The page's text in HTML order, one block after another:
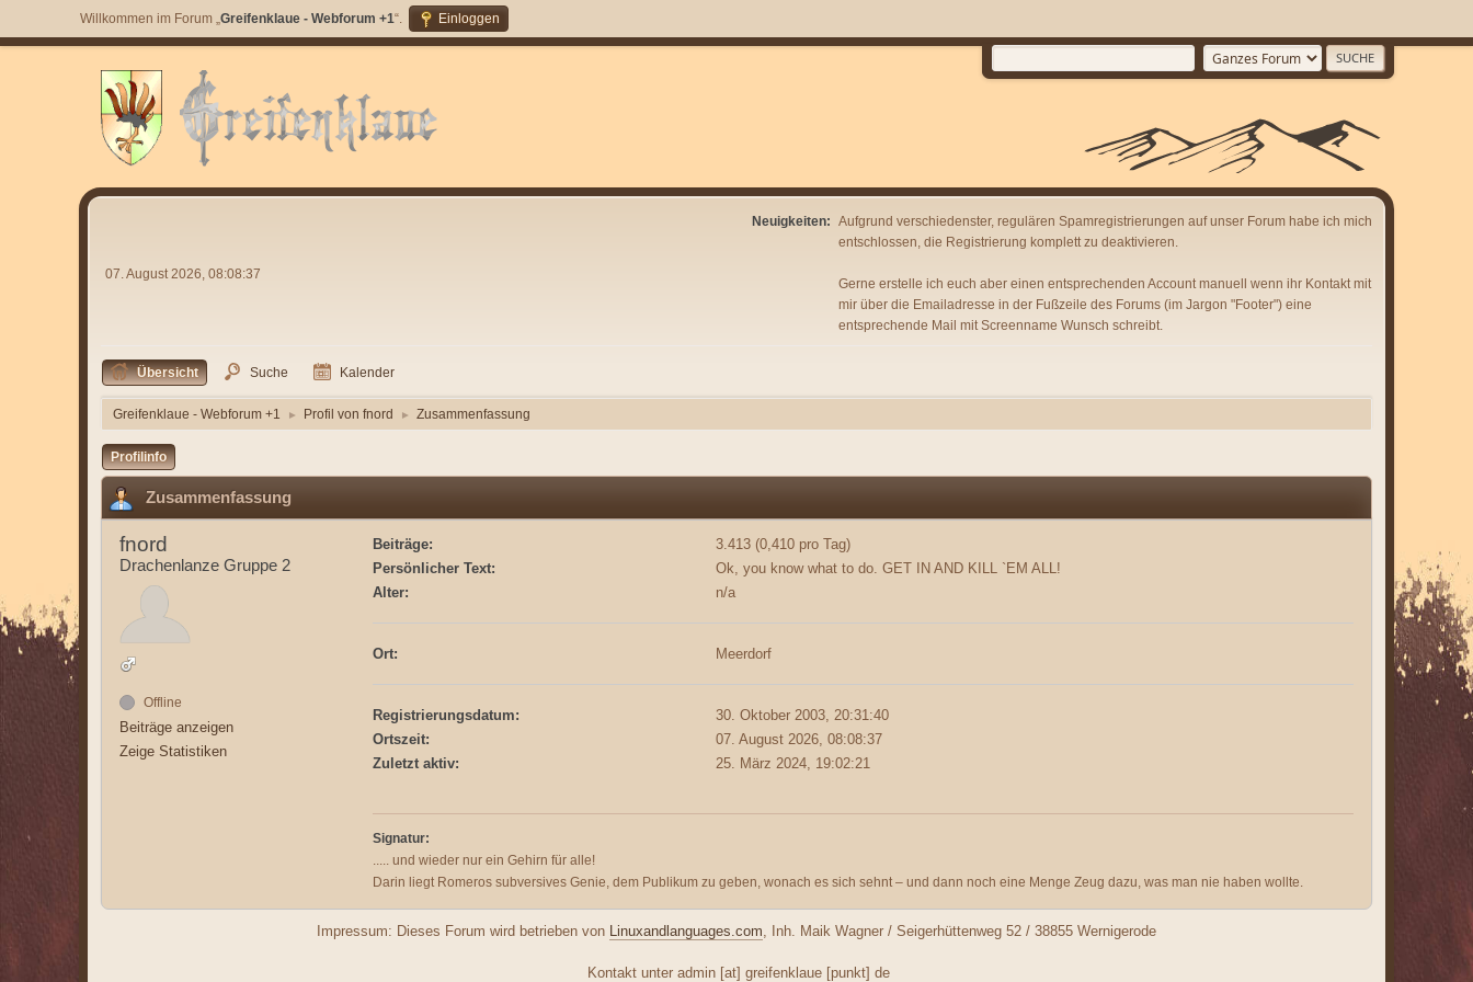
Willkommen im Forum „Greifenklaue - Webforum +1“. Einloggen
07. August 2026, 08:08:37
Neuigkeiten: Aufgrund verschiedenster, regulären Spamregistrierungen auf unser Forum habe ich mich
entschlossen, die Registrierung komplett zu deaktivieren.
Gerne erstelle ich euch aber einen entsprechenden Account manuell wenn ihr Kontakt mit
mir über die Emailadresse in der Fußzeile des Forums (im Jargon "Footer") eine
entsprechende Mail mit Screenname Wunsch schreibt.
Übersicht Suche Kalender
Greifenklaue - Webforum +1 ► Profil von fnord ► Zusammenfassung
Profilinfo
Zusammenfassung
fnord
Drachenlanze Gruppe 2
Offline
Beiträge anzeigen
Zeige Statistiken
Beiträge:
3.413 (0,410 pro Tag)
Persönlicher Text:
Ok, you know what to do. GET IN AND KILL `EM ALL!
Alter:
n/a
Ort: Meerdorf
Registrierungsdatum:
30. Oktober 2003, 20:31:40
Ortszeit:
07. August 2026, 08:08:37
Zuletzt aktiv:
25. März 2024, 19:02:21
Signatur:
..... und wieder nur ein Gehirn für alle!
Darin liegt Romeros subversives Genie, dem Publikum zu geben, wonach es sich sehnt – und dann noch eine Menge Zeug dazu, was man nie haben wollte.
Impressum: Dieses Forum wird betrieben von Linuxandlanguages.com, Inh. Maik Wagner / Seigerhüttenweg 52 / 38855 Wernigerode
Kontakt unter admin [at] greifenklaue [punkt] de